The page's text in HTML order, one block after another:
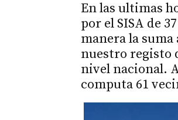
En las ultimas
por el SISA de
manera la
nuestro registo
nivel nacional.
computa 61